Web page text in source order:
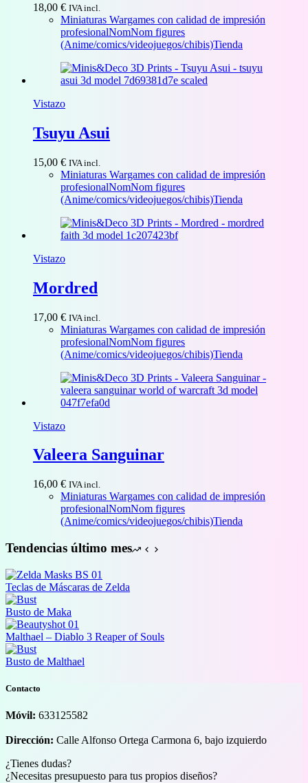
18,00 € IVA incl.
Miniaturas Wargames con calidad de impresión
profesionalNomNom figures
(Anime/comics/videojuegos/chibis)Tienda
Vistazo
Tsuyu Asui
15,00 € IVA incl.
Miniaturas Wargames con calidad de impresión
profesionalNomNom figures
(Anime/comics/videojuegos/chibis)Tienda
Vistazo
Mordred
17,00 € IVA incl.
Miniaturas Wargames con calidad de impresión
profesionalNomNom figures
(Anime/comics/videojuegos/chibis)Tienda
Vistazo
Valeera Sanguinar
16,00 € IVA incl.
Miniaturas Wargames con calidad de impresión
profesionalNomNom figures
(Anime/comics/videojuegos/chibis)Tienda
Tendencias último mes
Teclas de Máscaras de Zelda
Busto de Maka
Malthael – Diablo 3 Reaper of Souls
Busto de Malthael
Contacto
Móvil: 633125582
Dirección: Calle Alfonso Ortega Carmona 6, bajo izquierdo
¿Tienes dudas?
¿Necesitas presupuesto para tus propios diseños?